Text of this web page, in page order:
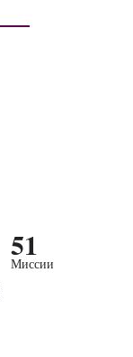
51
Миссии